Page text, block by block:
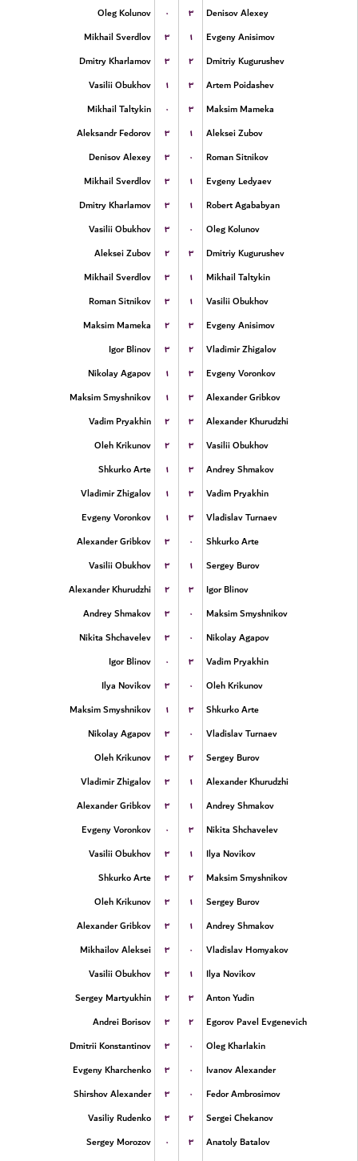
Oleg Kolunov
۰ ۳
Denisov Alexey
Mikhail Sverdlov
۳ ۱
Evgeny Anisimov
Dmitry Kharlamov
۳ ۲
Dmitriy Kugurushev
Vasilii Obukhov
۱ ۳
Artem Poidashev
Mikhail Taltykin
۰ ۳
Maksim Mameka
Aleksandr Fedorov
۳ ۱
Aleksei Zubov
Denisov Alexey
۳ ۰
Roman Sitnikov
Mikhail Sverdlov
۳ ۱
Evgeny Ledyaev
Dmitry Kharlamov
۳ ۱
Robert Agababyan
Vasilii Obukhov
۳ ۰
Oleg Kolunov
Aleksei Zubov
۲ ۳
Dmitriy Kugurushev
Mikhail Sverdlov
۳ ۱
Mikhail Taltykin
Roman Sitnikov
۳ ۱
Vasilii Obukhov
Maksim Mameka
۲ ۳
Evgeny Anisimov
Igor Blinov
۳ ۲
Vladimir Zhigalov
Nikolay Agapov
۱ ۳
Evgeny Voronkov
Maksim Smyshnikov
۱ ۳
Alexander Gribkov
Vadim Pryakhin
۲ ۳
Alexander Khurudzhi
Oleh Krikunov
۲ ۳
Vasilii Obukhov
Shkurko Arte
۱ ۳
Andrey Shmakov
Vladimir Zhigalov
۱ ۳
Vadim Pryakhin
Evgeny Voronkov
۱ ۳
Vladislav Turnaev
Alexander Gribkov
۳ ۰
Shkurko Arte
Vasilii Obukhov
۳ ۱
Sergey Burov
Alexander Khurudzhi
۲ ۳
Igor Blinov
Andrey Shmakov
۳ ۰
Maksim Smyshnikov
Nikita Shchavelev
۳ ۰
Nikolay Agapov
Igor Blinov
۰ ۳
Vadim Pryakhin
Ilya Novikov
۳ ۰
Oleh Krikunov
Maksim Smyshnikov
۱ ۳
Shkurko Arte
Nikolay Agapov
۳ ۰
Vladislav Turnaev
Oleh Krikunov
۳ ۲
Sergey Burov
Vladimir Zhigalov
۳ ۱
Alexander Khurudzhi
Alexander Gribkov
۳ ۱
Andrey Shmakov
Evgeny Voronkov
۰ ۳
Nikita Shchavelev
Vasilii Obukhov
۳ ۱
Ilya Novikov
Shkurko Arte
۳ ۲
Maksim Smyshnikov
Oleh Krikunov
۳ ۱
Sergey Burov
Alexander Gribkov
۳ ۱
Andrey Shmakov
Mikhailov Aleksei
۳ ۰
Vladislav Homyakov
Vasilii Obukhov
۳ ۱
Ilya Novikov
Sergey Martyukhin
۲ ۳
Anton Yudin
Andrei Borisov
۳ ۲
Egorov Pavel Evgenevich
Dmitrii Konstantinov
۳ ۰
Oleg Kharlakin
Evgeny Kharchenko
۳ ۰
Ivanov Alexander
Shirshov Alexander
۳ ۰
Fedor Ambrosimov
Vasiliy Rudenko
۳ ۲
Sergei Chekanov
Sergey Morozov
۰ ۳
Anatoly Batalov